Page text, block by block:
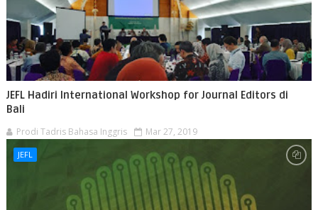
JEFL Hadiri International Workshop for Journal Editors di
Bali
Prodi Tadris Bahasa Inggris Mar 27, 2019
JEFL